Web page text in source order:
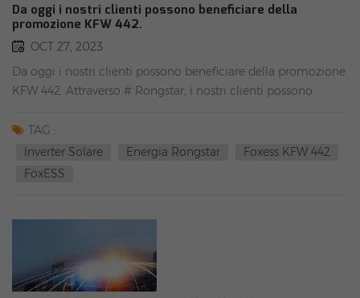
Da oggi i nostri clienti possono beneficiare della
promozione KFW 442.
OCT 27, 2023
Da oggi i nostri clienti possono beneficiare della promozione
KFW 442. Attraverso # Rongstar, i nostri clienti possono
TAG :
Inverter Solare
Energia Rongstar
Foxess KFW 442
FoxESS